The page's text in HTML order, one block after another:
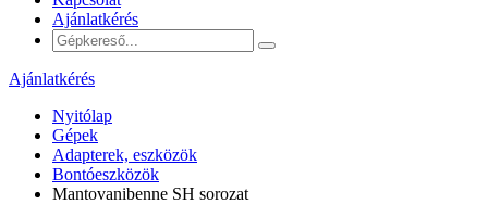
Ajánlatkérés
Ajánlatkérés
Nyitólap
Gépek
Adapterek, eszközök
Bontóeszközök
Mantovanibenne SH sorozat